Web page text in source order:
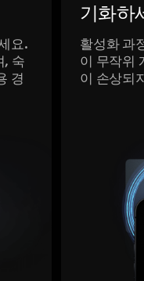
요.
, 숙
경
기화하
활성화 과
이 무작위
이 손상되